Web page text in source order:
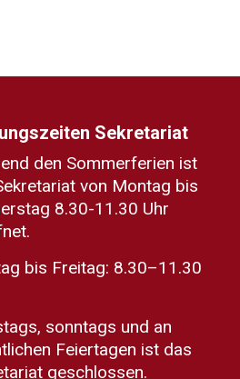
Sekretariat
den Sommerferien ist
von Montag bis
8.30-11.30 Uhr
bis Freitag: 8.30–11.30
sonntags und an
Feiertagen ist das
geschlossen.